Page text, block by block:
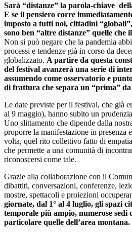
Sarà “distanze” la parola-chiave
E se il pensiero corre
imposto a tutti noi, cittadini
sono ben “altre distanze” quelle che
Non si può negare che la pandemia
processi e tendenze già in corso da
globalizzato. A partire da questa
del festival avanzerà una serie di
assumendo come osservatorio e
di frattura che separa un “prima”
Le date previste per il festival, che già
al 9 maggio), hanno subito un
Uno slittamento che dipende dalla
proporre la manifestazione in presenza
volta, quel rito collettivo fatto di
che permette a una comunità di
riconoscersi come tale.
Grazie alla collaborazione con il
dibattiti, conversazioni, conferenze,
mostre, spettacoli e proiezioni
giornate, dal 1° al 4 luglio, gli spazi
temporale più ampio, numerose sedi
particolare quelle dell’area montana.